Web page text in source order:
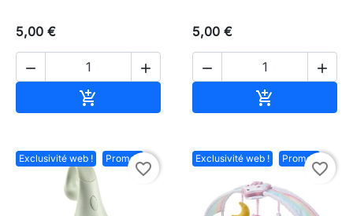
5,00 €
 

5,00 €
 

Exclusivité web ! Promo !
favorite_border
Exclusivité web ! Promo !
favorite_border